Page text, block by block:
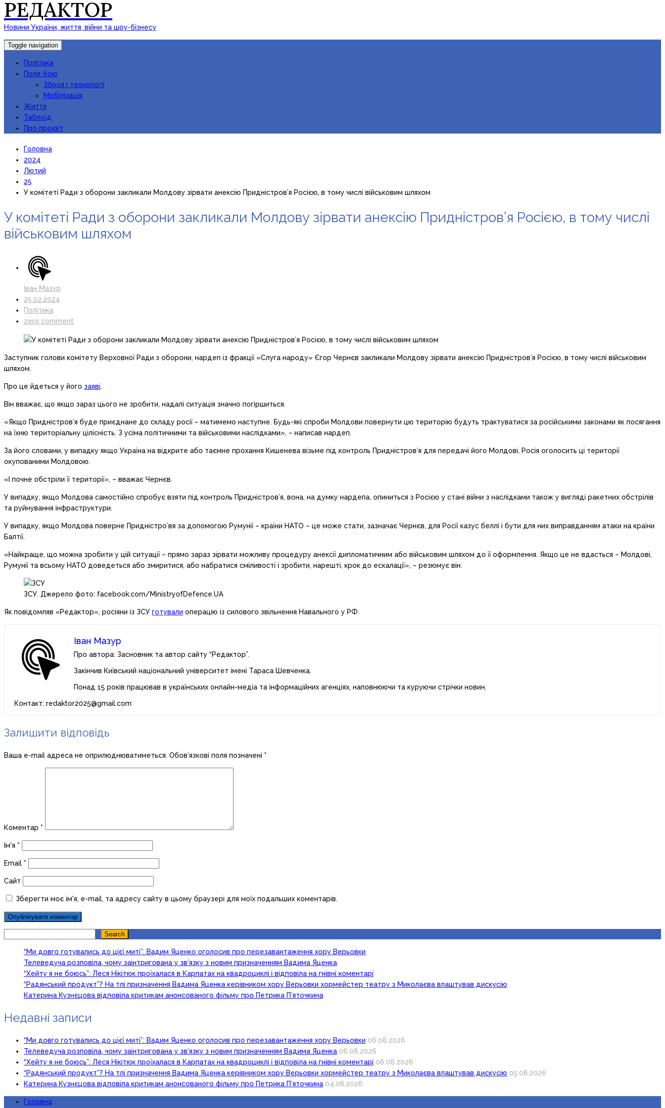
РЕДАКТОР
Новини України, життя, війни та шоу-бізнесу
Toggle navigation
Політика
Поле бою
Зброя і технології
Мобілізація
Життя
Таблоїд
Про проєкт
Головна
2024
Лютий
25
У комітеті Ради з оборони закликали Молдову зірвати анексію Придністров’я Росією, в тому числі військовим шляхом
У комітеті Ради з оборони закликали Молдову зірвати анексію Придністров’я Росією, в тому числі
військовим шляхом
Іван Мазур
25.02.2024
Політика
zero comment
Заступник голови комітету Верховної Ради з оборони, нардеп із фракції «Слуга народу» Єгор Чернєв закликали Молдову зірвати анексію Придністров’я Росією, в тому числі військовим
шляхом.
Про це йдеться у його заяві.
Він вважає, що якщо зараз цього не зробити, надалі ситуація значно погіршиться.
«Якщо Придністров’я буде приєднане до складу росії – матимемо наступне. Будь-які спроби Молдови повернути цю територію будуть трактуватися за російськими законами як посягання
на їхню територіальну цілісність. З усіма політичними та військовими наслідками», – написав нардеп.
За його словами, у випадку якщо Україна на відкрите або таємне прохання Кишенева візьме під контроль Придністров’я для передачі його Молдові, Росія оголосить ці території
окупованими Молдовою.
«І почне обстріли її території», – вважає Чернєв.
У випадку, якщо Молдова самостійно спробує взяти під контроль Придністров’я, вона, на думку нардепа, опиниться з Росією у стані війни з наслідками також у вигляді ракетних обстрілів
та руйнування інфраструктури.
У випадку, якщо Молдова поверне Придністро’вя за допомогою Румунії – країни НАТО – це може стати, зазначає Чернєв, для Росії казус беллі і бути для них виправданням атаки на країни
Балтії.
«Найкраще, що можна зробити у цій ситуації – прямо зараз зірвати можливу процедуру анексії дипломатичним або військовим шляхом до її оформлення. Якщо це не вдасться – Молдові,
Румунії та всьому НАТО доведеться або змиритися, або набратися сміливості і зробити, нарешті, крок до ескалації», – резюмує він.
ЗСУ. Джерело фото: facebook.com/MinistryofDefence.UA
Як повідомляв «Редактор», росіяни із ЗСУ готували операцію із силового звільнення Навального у РФ.
Іван Мазур
Про автора: Засновник та автор сайту “Редактор”.
Закінчив Київський національний університет імені Тараса Шевченка.
Понад 15 років працював в українських онлайн-медіа та інформаційних агенціях, наповнюючи та куруючи стрічки новин.
Контакт: redaktor2025@gmail.com
Залишити відповідь
Ваша e-mail адреса не оприлюднюватиметься. Обов’язкові поля позначені *
Коментар *
Ім'я *
Email *
Сайт
Зберегти моє ім'я, e-mail, та адресу сайту в цьому браузері для моїх подальших коментарів.
Search
“Ми довго готувались до цієї миті”: Вадим Яценко оголосив про перезавантаження хору Верьовки
Телеведуча розповіла, чому заінтригована у зв’язку з новим призначенням Вадима Яценка
“Хейту я не боюсь”: Леся Нікітюк проїхалася в Карпатах на квадроциклі і відповіла на гнівні коментарі
“Радянський продукт”? На тлі призначення Вадима Яценка керівником хору Верьовки хормейстер театру з Миколаєва влаштував дискусію
Катерина Кузнєцова відповіла критикам анонсованого фільму про Петрика П’яточкина
Недавні записи
“Ми довго готувались до цієї миті”: Вадим Яценко оголосив про перезавантаження хору Верьовки 06.08.2026
Телеведуча розповіла, чому заінтригована у зв’язку з новим призначенням Вадима Яценка 06.08.2026
“Хейту я не боюсь”: Леся Нікітюк проїхалася в Карпатах на квадроциклі і відповіла на гнівні коментарі 06.08.2026
“Радянський продукт”? На тлі призначення Вадима Яценка керівником хору Верьовки хормейстер театру з Миколаєва влаштував дискусію 05.08.2026
Катерина Кузнєцова відповіла критикам анонсованого фільму про Петрика П’яточкина 04.08.2026
Головна